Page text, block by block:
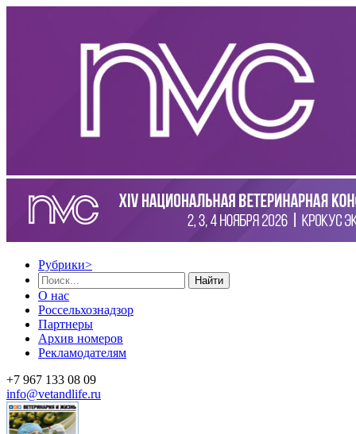
Рубрики>
Найти
О нас
Россельхознадзор
Партнеры
Архив номеров
Рекламодателям
+7 967 133 08 09
info@vetandlife.ru